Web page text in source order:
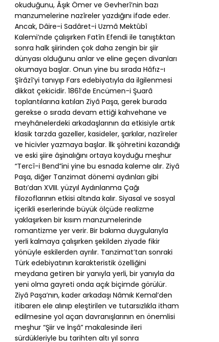
okuduğunu, Âşık Ömer ve Gevherî’nin bazı
manzumelerine nazîreler yazdığını ifade eder.
Ancak, Dâire-i Sadâret-i Uzmâ Mektûbî
Kalemi’nde çalışırken Fatîn Efendi ile tanıştıktan
sonra halk şiirinden çok daha zengin bir şiir
dünyası olduğunu anlar ve eline geçen divanları
okumaya başlar. Onun yine bu sırada Hâfız-ı
Şîrâzî’yi tanıyıp Fars edebiyatıyla da ilgilenmesi
dikkat çekicidir. 1861’de Encümen-i Şuarâ
toplantılarına katılan Ziyâ Paşa, gerek burada
gerekse o sırada devam ettiği kahvehane ve
meyhânelerdeki arkadaşlarının da etkisiyle artık
klasik tarzda gazeller, kasideler, şarkılar, nazîreler
ve hicivler yazmaya başlar. İlk şöhretini kazandığı
ve eski şiire âşinalığını ortaya koyduğu meşhur
“Tercî-i Bend”ini yine bu esnada kaleme alır. Ziyâ
Paşa, diğer Tanzimat dönemi aydınları gibi
Batı’dan XVIII. yüzyıl Aydınlanma Çağı
filozoflarının etkisi altında kalır. Siyasal ve sosyal
içerikli eserlerinde büyük ölçüde realizme
yaklaşırken bir kısım manzumelerinde
romantizme yer verir. Bir bakıma duygularıyla
yerli kalmaya çalışırken şekilden ziyade fikir
yönüyle eskilerden ayrılır. Tanzimat’tan sonraki
Türk edebiyatının karakteristik özelliğini
meydana getiren bir yanıyla yerli, bir yanıyla da
yeni olma gayreti onda açık biçimde görülür.
Ziyâ Paşa’nın, kader arkadaşı Nâmık Kemal’den
itibaren ele alınıp eleştirilen ve tutarsızlıkla itham
edilmesine yol açan davranışlarının en önemlisi
meşhur “Şiir ve İnşâ” makalesinde ileri
sürdükleriyle bu tarihten altı yıl sonra